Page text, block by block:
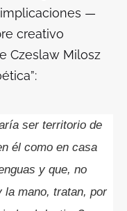
implicaciones —
creativo
Czeslaw Milosz
ser territorio de
él como en casa
y que, no
la mano, tratan, por